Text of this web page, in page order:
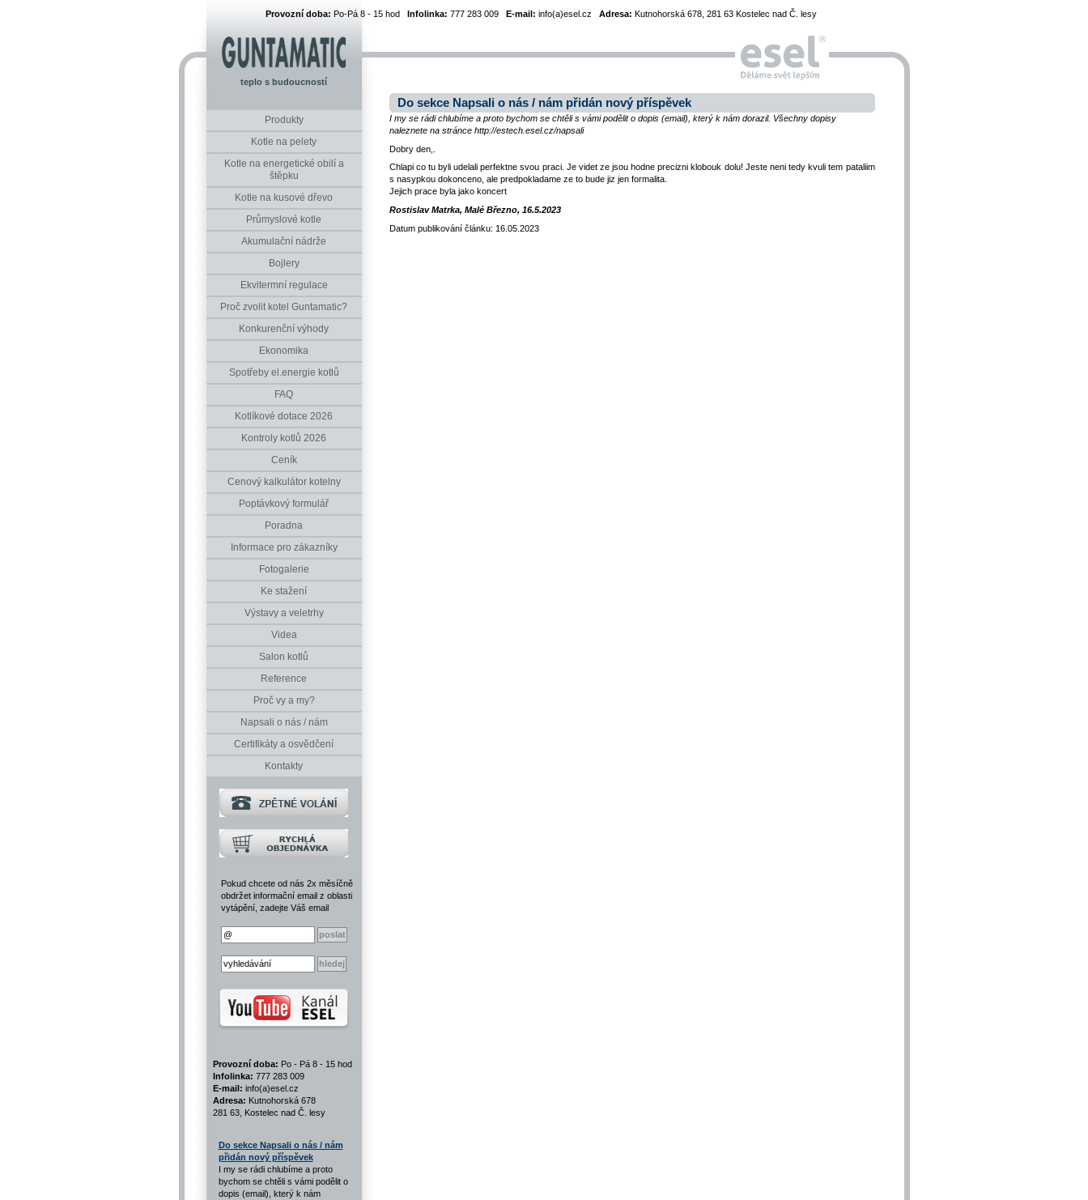
Provozní doba: Po-Pá 8 - 15 hod Infolinka: 777 283 009 E-mail: info(a)esel.cz Adresa: Kutnohorská 678, 281 63 Kostelec nad Č. lesy
teplo s budoucností
Produkty
Kotle na pelety
Kotle na energetické obilí a
štěpku
Kotle na kusové dřevo
Průmyslové kotle
Akumulační nádrže
Bojlery
Ekvitermní regulace
Proč zvolit kotel Guntamatic?
Konkurenční výhody
Ekonomika
Spotřeby el.energie kotlů
FAQ
Kotlíkové dotace 2026
Kontroly kotlů 2026
Ceník
Cenový kalkulátor kotelny
Poptávkový formulář
Poradna
Informace pro zákazníky
Fotogalerie
Ke stažení
Výstavy a veletrhy
Videa
Salon kotlů
Reference
Proč vy a my?
Napsali o nás / nám
Certifikáty a osvědčení
Kontakty
Pokud chcete od nás 2x měsíčně
obdržet informační email z oblasti
vytápění, zadejte Váš email
Provozní doba: Po - Pá 8 - 15 hod
Infolinka: 777 283 009
E-mail: info(a)esel.cz
Adresa: Kutnohorská 678
281 63, Kostelec nad Č. lesy
Do sekce Napsali o nás / nám
přidán nový příspěvek
I my se rádi chlubíme a proto
bychom se chtěli s vámi podělit o
dopis (email), který k nám
Do sekce Napsali o nás / nám přidán nový příspěvek
I my se rádi chlubíme a proto bychom se chtěli s vámi podělit o dopis (email), který k nám dorazil. Všechny dopisy
naleznete na stránce http://estech.esel.cz/napsali
Dobry den,.
Chlapi co tu byli udelali perfektne svou praci. Je videt ze jsou hodne precizni klobouk dolu! Jeste neni tedy kvuli tem pataliim
s nasypkou dokonceno, ale predpokladame ze to bude jiz jen formalita.
Jejich prace byla jako koncert
Rostislav Matrka, Malé Březno, 16.5.2023
Datum publikování článku: 16.05.2023